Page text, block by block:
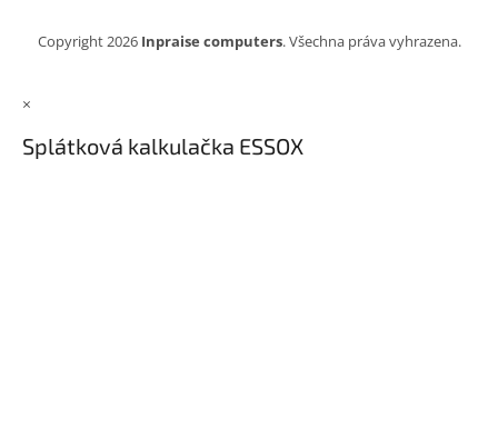
Copyright 2026 Inpraise computers. Všechna práva vyhrazena.
×
Splátková kalkulačka ESSOX